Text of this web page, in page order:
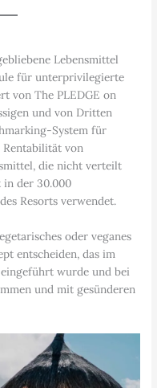
Lebensmittel
für unterprivilegierte
von The PLEDGE on
und von Dritten
System für
Rentabilität von
die nicht verteilt
in der 30.000
Resorts verwendet.
oder veganes
entscheiden, das im
wurde und bei
und mit gesünderen